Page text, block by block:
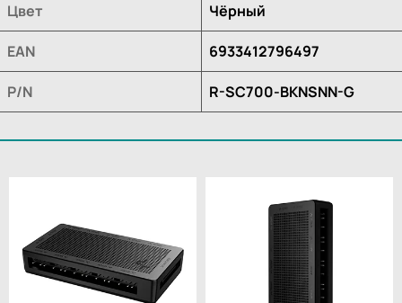
Цвет Чёрный
EAN 6933412796497
P/N R-SC700-BKNSNN-G